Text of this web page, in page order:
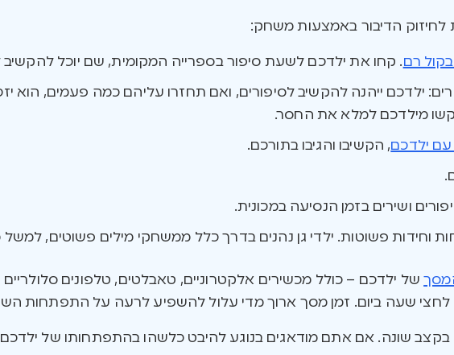
לחיזוק הדיבור באמצעות משחק:
רם. קחו את ילדכם לשעת סיפור בספרייה המקומית, שם יוכל להקשיב
ילדכם ייהנה להקשיב לסיפורים, ואם תחזרו עליהם כמה פעמים, הוא
מילדכם למלא את החסר.
עם ילדכם, הקשיבו והגיבו בתורכם.
ושירים בזמן הנסיעה במכונית.
וחידות פשוטות. ילדי גן נהנים בדרך כלל ממשחקי מילים פשוטים,
של ילדכם – כולל מכשירים אלקטרוניים, טאבלטים, טלפונים סלולריים
שעה ביום. זמן מסך ארוך מדי עלול להשפיע לרעה על התפתחות
שונה. אם אתם מודאגים בנוגע להיבט כלשהו בהתפתחותו של